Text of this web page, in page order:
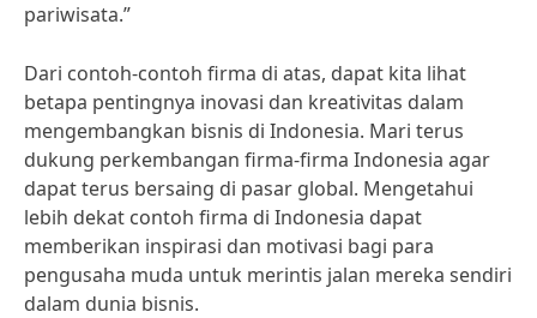
pariwisata.”
Dari contoh-contoh firma di atas, dapat kita lihat
betapa pentingnya inovasi dan kreativitas dalam
mengembangkan bisnis di Indonesia. Mari terus
dukung perkembangan firma-firma Indonesia agar
dapat terus bersaing di pasar global. Mengetahui
lebih dekat contoh firma di Indonesia dapat
memberikan inspirasi dan motivasi bagi para
pengusaha muda untuk merintis jalan mereka sendiri
dalam dunia bisnis.